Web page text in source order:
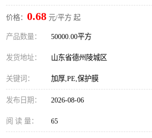
价格： 0.68 元/平方 起
产品数量： 50000.00平方
发货地址： 山东省德州陵城区
关键词： 加厚,PE,保护膜
发布日期： 2026-08-06
阅 读 量： 65